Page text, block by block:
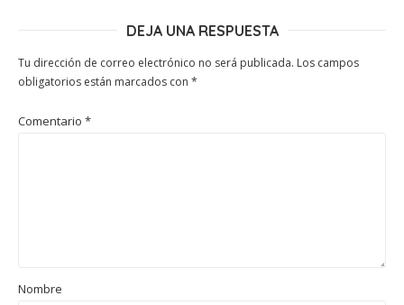
DEJA UNA RESPUESTA
Tu dirección de correo electrónico no será publicada. Los campos
obligatorios están marcados con *
Comentario *
Nombre